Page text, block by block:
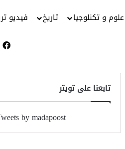
علوم و تكنلوجيا تاريخ فيديو
تابعنا على تويتر
by madapoost